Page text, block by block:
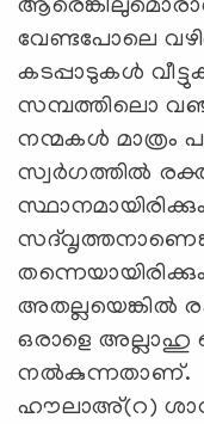
വേണ്ടപോലെ
കടപ്പാടുകള്‍
സമ്പത്തിലൊ
നന്മകള്‍ മാത്രം
സ്വര്‍ഗത്തില്‍
അതല്ലയെങ്കില്‍
ഒരാളെ
നല്‍കുന്നതാണ്.
ഹൗലാഅ്(റ)